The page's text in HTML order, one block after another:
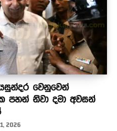
වෙනුවෙන්
නිවා දමා අවසන්
2026